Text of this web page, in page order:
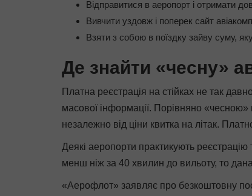
Відправитися в аеропорт і отримати
Вивчити уздовж і поперек сайт
Взяти з собою в поїздку зайву суму,
Де знайти «чесну»
Платна реєстрація на стійках не так
масової інформації. Порівняно
незалежно від ціни квитка на літак.
Деякі аеропорти практикують
менш ніж за 40 хвилин до вильоту, то
«Аерофлот» заявляє про безкоштовну